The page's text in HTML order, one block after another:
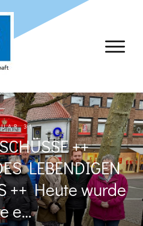
31
++
LEBENDIGEN
++ Heute wurde
e…